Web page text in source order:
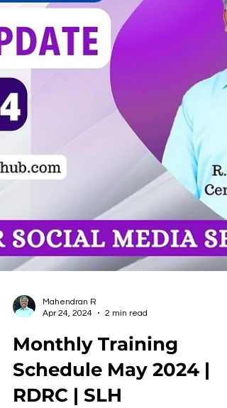
Mahendran R
Apr 24, 2024
2 min read
Monthly Training